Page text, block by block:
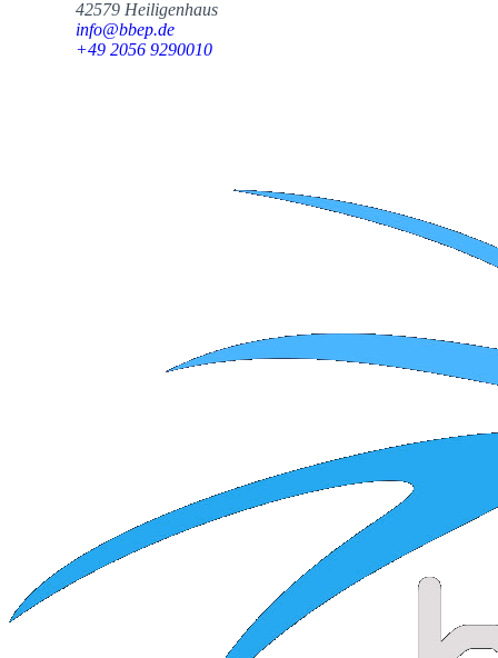
42579 Heiligenhaus
info@bbep.de
+49 2056 9290010